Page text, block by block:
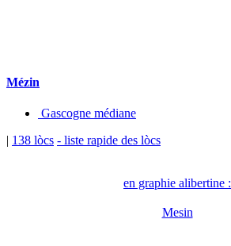
Mézin
Gascogne médiane
| 138 lòcs - liste rapide des lòcs
en graphie alibertine :
Mesin